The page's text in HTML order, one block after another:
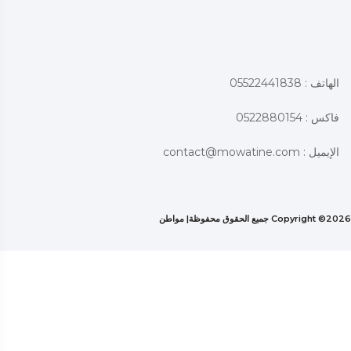
الهاتف : 05522441838
فاكس : 0522880154
الإيميل : contact@mowatine.com
Copyright ©2026 جميع الحقوق محفوظة| مواطن